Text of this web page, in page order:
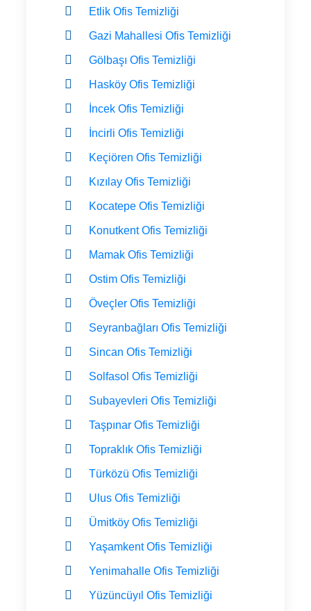
Etlik Ofis Temizliği
Gazi Mahallesi Ofis Temizliği
Gölbaşı Ofis Temizliği
Hasköy Ofis Temizliği
İncek Ofis Temizliği
İncirli Ofis Temizliği
Keçiören Ofis Temizliği
Kızılay Ofis Temizliği
Kocatepe Ofis Temizliği
Konutkent Ofis Temizliği
Mamak Ofis Temizliği
Ostim Ofis Temizliği
Öveçler Ofis Temizliği
Seyranbağları Ofis Temizliği
Sincan Ofis Temizliği
Solfasol Ofis Temizliği
Subayevleri Ofis Temizliği
Taşpınar Ofis Temizliği
Topraklık Ofis Temizliği
Türközü Ofis Temizliği
Ulus Ofis Temizliği
Ümitköy Ofis Temizliği
Yaşamkent Ofis Temizliği
Yenimahalle Ofis Temizliği
Yüzüncüyıl Ofis Temizliği